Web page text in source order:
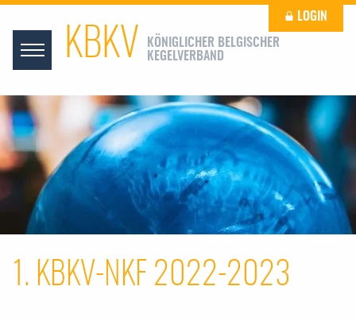
KBKV
KÖNIGLICHER BELGISCHER
KEGELVERBAND
LOGIN
1. KBKV-NKF 2022-2023